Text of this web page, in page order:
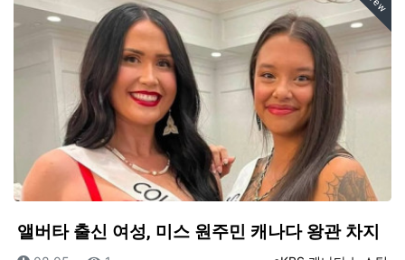
앨버타 출신 여성, 미스 원주민 캐나다 왕관 차지